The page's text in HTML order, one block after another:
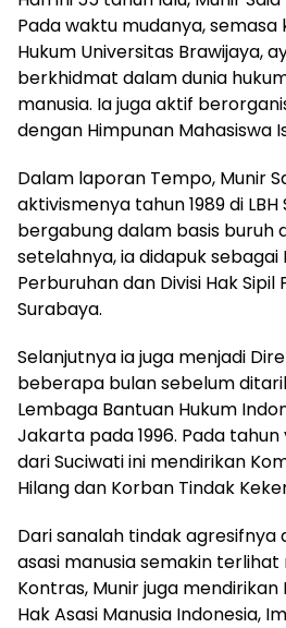
Pada waktu mudanya, semasa
Hukum Universitas Brawijaya,
berkhidmat dalam dunia
manusia. Ia juga aktif
dengan Himpunan Mahasiswa
Dalam laporan Tempo, Munir
aktivismenya tahun 1989 di LBH
bergabung dalam basis buruh
setelahnya, ia didapuk sebagai
Perburuhan dan Divisi Hak Sipil
Surabaya.
Selanjutnya ia juga menjadi
beberapa bulan sebelum
Lembaga Bantuan Hukum
Jakarta pada 1996. Pada
dari Suciwati ini mendirikan
Hilang dan Korban Tindak
Dari sanalah tindak agresifnya
asasi manusia semakin
Kontras, Munir juga
Hak Asasi Manusia Indonesia,